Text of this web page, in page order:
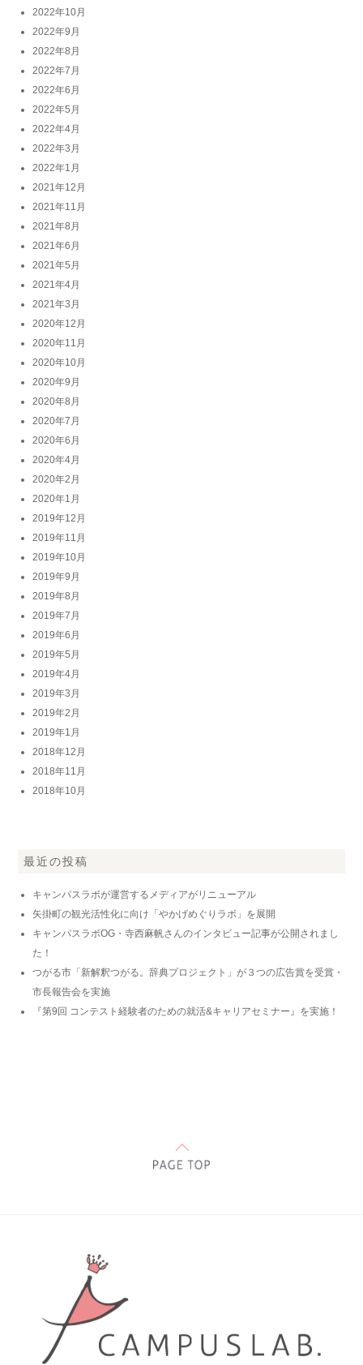
2022年10月
2022年9月
2022年8月
2022年7月
2022年6月
2022年5月
2022年4月
2022年3月
2022年1月
2021年12月
2021年11月
2021年8月
2021年6月
2021年5月
2021年4月
2021年3月
2020年12月
2020年11月
2020年10月
2020年9月
2020年8月
2020年7月
2020年6月
2020年4月
2020年2月
2020年1月
2019年12月
2019年11月
2019年10月
2019年9月
2019年8月
2019年7月
2019年6月
2019年5月
2019年4月
2019年3月
2019年2月
2019年1月
2018年12月
2018年11月
2018年10月
最近の投稿
キャンパスラボが運営するメディアがリニューアル
矢掛町の観光活性化に向け「やかげめぐりラボ」を展開
キャンパスラボOG・寺西麻帆さんのインタビュー記事が公開されまし
た！
つがる市「新解釈つがる。辞典プロジェクト」が３つの広告賞を受賞・
市長報告会を実施
『第9回 コンテスト経験者のための就活&キャリアセミナー』を実施！